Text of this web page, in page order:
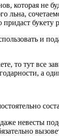
которая не
льна,
придаст
и
то тут
а
невесты